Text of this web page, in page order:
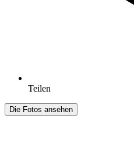
Teilen
Die Fotos ansehen